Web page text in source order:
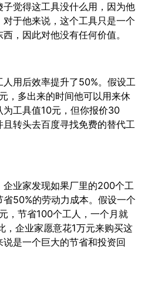
觉得这工具没什么用，因为他
于他来说，这个工具只是一个
，因此对他没有任何价值。
用后效率提升了50%。假设工
，多出来的时间他可以用来休
为工具值10元，但你报价30
转头去百度寻找免费的替代工
企业家发现如果厂里的200个工
省50%的劳动力成本。假设一个
，节省100个工人，一个月就
，企业家愿意花1万元来购买这
是一个巨大的节省和投资回